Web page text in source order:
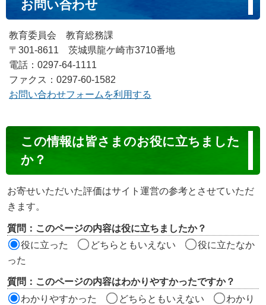
お問い合わせ
教育委員会 教育総務課
〒301-8611 茨城県龍ケ崎市3710番地
電話：0297-64-1111
ファクス：0297-60-1582
お問い合わせフォームを利用する
ン
ン
ツ
評
価
ア
この情報は皆さまのお役に立ちました
か？
お寄せいただいた評価はサイト運営の参考とさせていただ
きます。
質問：このページの内容は役に立ちましたか？
役に立った
どちらともいえない
役に立たなか
った
質問：このページの内容はわかりやすかったですか？
わかりやすかった
どちらともいえない
わかり